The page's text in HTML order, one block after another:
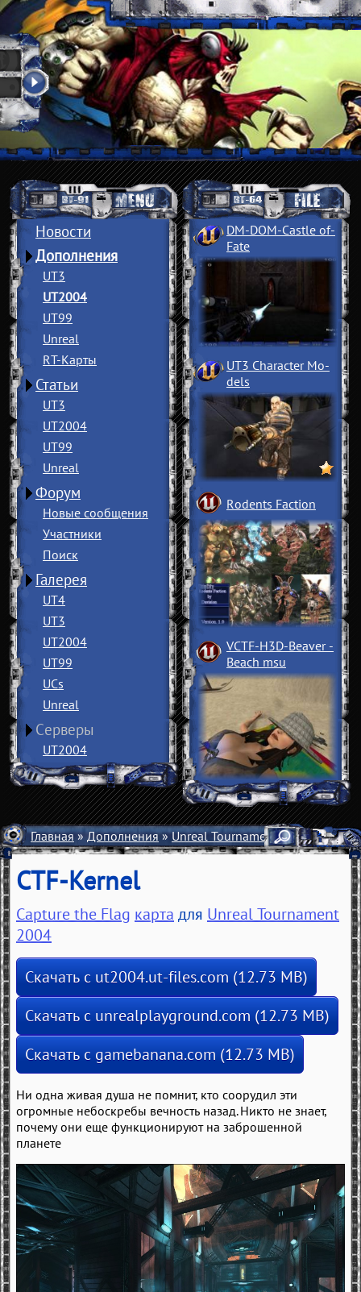
Новости
Дополнения
UT3
UT2004
UT99
Unreal
RT-Карты
Статьи
UT3
UT2004
UT99
Unreal
Форум
Новые сообщения
Участники
Поиск
Галерея
UT4
UT3
UT2004
UT99
UCs
Unreal
Серверы
UT2004
DM-DOM-Castle of­
Fate
UT3 Character Mo­
dels
Rodents Faction
VCTF-H3D-Beaver ­
Beach msu
Главная»Дополнения»Unreal Tournament 2004»Карты
CTF-Kernel
Capture the Flag карта для Unreal Tournament
2004
Скачать с ut2004.ut-files.com (12.73 MB)
Скачать с unrealplayground.com (12.73 MB)
Скачать с gamebanana.com (12.73 MB)
Ни одна живая душа не помнит, кто соорудил эти
огромные небоскребы вечность назад. Никто не знает,
почему они еще функционируют на заброшенной
планете